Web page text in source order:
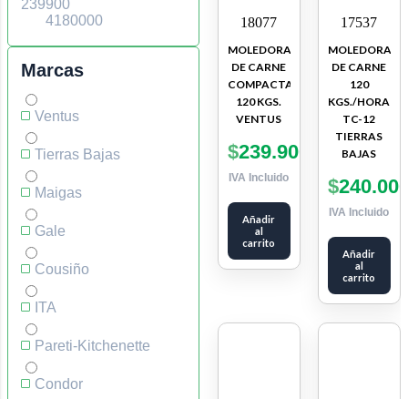
Marcas
Ventus
Tierras Bajas
Maigas
Gale
Cousiño
ITA
Pareti-Kitchenette
Condor
18077
MOLEDORA
DE CARNE
COMPACTA
120 KGS.
VENTUS
$239.900
IVA Incluido
Añadir
al
carrito
17537
MOLEDORA
DE CARNE
120
KGS./HORA
TC-12
TIERRAS
BAJAS
$
IVA Incluido
Añadir
al
carrito